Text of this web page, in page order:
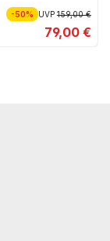
-50% UVP159,00 €
79,00 €